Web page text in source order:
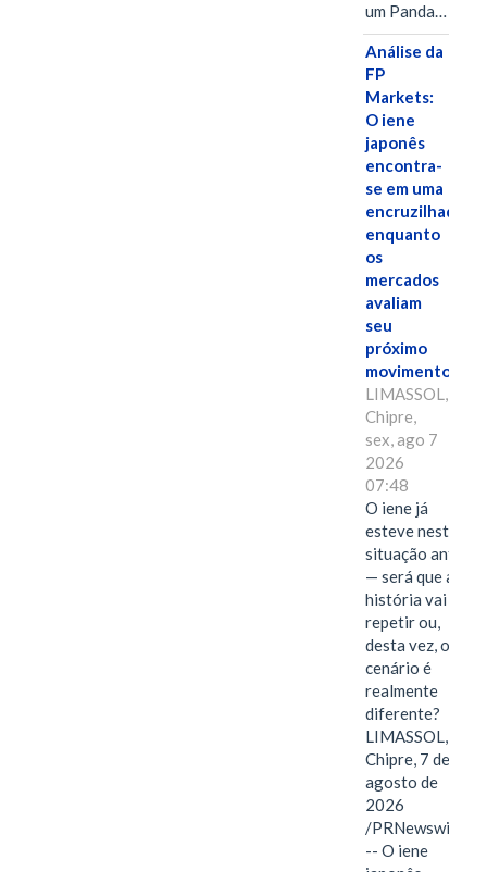
um Panda…
Análise da
FP
Markets:
O iene
japonês
encontra-
se em uma
encruzilhada
enquanto
os
mercados
avaliam
seu
próximo
movimento.
LIMASSOL,
Chipre,
sex, ago 7
2026
07:48
O iene já
esteve nesta
situação antes
— será que a
história vai se
repetir ou,
desta vez, o
cenário é
realmente
diferente?
LIMASSOL,
Chipre, 7 de
agosto de
2026
/PRNewswire/
-- O iene